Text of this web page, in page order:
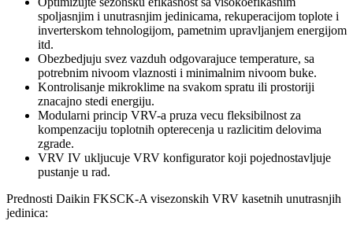
spoljasnjim i unutrasnjim jedinicama, rekuperacijom toplote i
inverterskom tehnologijom, pametnim upravljanjem energijom
itd.
Obezbedjuju svez vazduh odgovarajuce temperature, sa
potrebnim nivoom vlaznosti i minimalnim nivoom buke.
Kontrolisanje mikroklime na svakom spratu ili prostoriji
znacajno stedi energiju.
Modularni princip VRV-a pruza vecu fleksibilnost za
kompenzaciju toplotnih opterecenja u razlicitim delovima
zgrade.
VRV IV ukljucuje VRV konfigurator koji pojednostavljuje
pustanje u rad.
Prednosti Daikin FKSCK-A visezonskih VRV kasetnih unutrasnjih
jedinica: